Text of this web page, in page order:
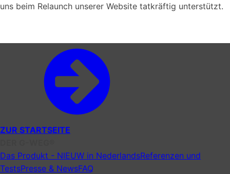
uns beim Relaunch unserer Website tatkräftig unterstützt.
ZUR STARTSEITE
Das Produkt - NIEUW in NederlandsReferenzen und
TestsPresse & NewsFAQ